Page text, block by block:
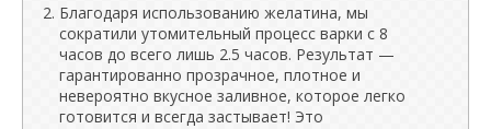
Благодаря использованию желатина, мы
сократили утомительный процесс варки с 8
часов до всего лишь 2.5 часов. Результат —
гарантированно прозрачное, плотное и
невероятно вкусное заливное, которое легко
готовится и всегда застывает! Это